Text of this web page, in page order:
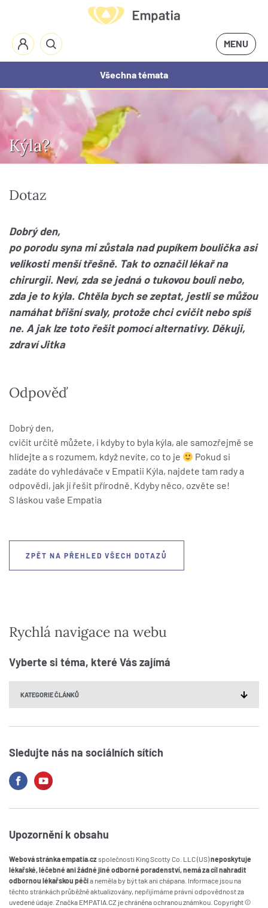
MENU
Všechna témata
Kýla?
Dotaz
Dobrý den,
po porodu syna mi zůstala nad pupíkem boulička asi
velikosti menší třešně. Tak to označil lékař na
chirurgii. Neví, zda se jedná o tukovou bouli nebo,
zda je to kýla. Chtěla bych se zeptat, jestli se můžou
namáhat břišní svaly, protože chci cvičit nebo spíš
ne. A jak lze toto řešit pomocí alternativy. Děkuji,
zdraví Jitka
Odpověď
Dobrý den,
cvičit určitě můžete, i kdyby to byla kýla, ale samozřejmě se
hlídejte a s rozumem, když nevíte, co to je
Pokud si
zadáte do vyhledávače v Empatii Kýla, najdete tam rady a
odpovědi, jak jí řešit přírodně. Kdyby něco, ozvěte se!
S láskou vaše Empatia
ZPĚT NA PŘEHLED VŠECH DOTAZŮ
Rychlá navigace na webu
Vyberte si téma, které Vás zajímá
Sledujte nás na sociálních sítích
Upozornění k obsahu
Webová stránka empatia.czspolečnosti King Scotty Co. LLC (US)neposkytuje
lékařské, léčebné ani žádné jiné odborné poradenství, nemá za cíl nahradit
odbornou lékařskou péčia neměla by být tak ani chápana. Informace jsou na
těchto stránkách průběžně aktualizovány, nepřijímáme právní odpovědnost za
uvedené údaje. Značka EMPATIA.CZ je chráněna ochranou známkou. Copyright ©